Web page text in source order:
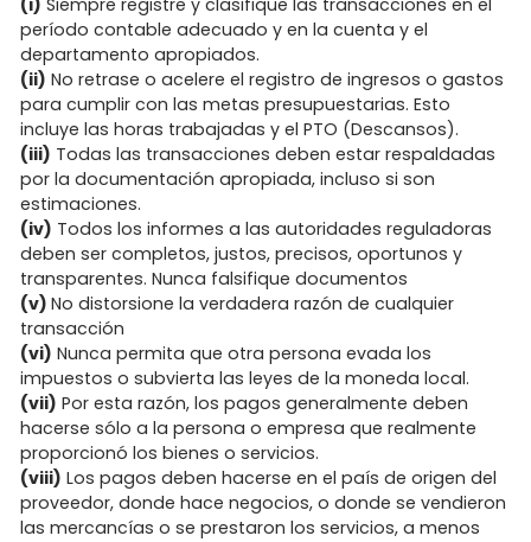
período contable adecuado y en la cuenta y el
departamento apropiados.
(ii) No retrase o acelere el registro de ingresos o gastos
para cumplir con las metas presupuestarias. Esto
incluye las horas trabajadas y el PTO (Descansos).
(iii) Todas las transacciones deben estar respaldadas
por la documentación apropiada, incluso si son
estimaciones.
(iv) Todos los informes a las autoridades reguladoras
deben ser completos, justos, precisos, oportunos y
transparentes. Nunca falsifique documentos
(v)No distorsione la verdadera razón de cualquier
transacción
(vi) Nunca permita que otra persona evada los
impuestos o subvierta las leyes de la moneda local.
(vii) Por esta razón, los pagos generalmente deben
hacerse sólo a la persona o empresa que realmente
proporcionó los bienes o servicios.
(viii) Los pagos deben hacerse en el país de origen del
proveedor, donde hace negocios, o donde se vendieron
las mercancías o se prestaron los servicios, a menos